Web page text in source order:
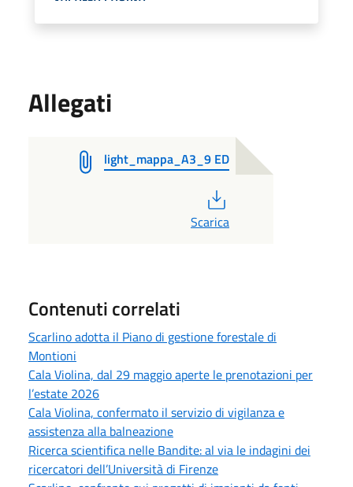
Allegati
light_mappa_A3_9 ED
Scarica
Contenuti correlati
Scarlino adotta il Piano di gestione forestale di
Montioni
Cala Violina, dal 29 maggio aperte le prenotazioni per
l’estate 2026
Cala Violina, confermato il servizio di vigilanza e
assistenza alla balneazione
Ricerca scientifica nelle Bandite: al via le indagini dei
ricercatori dell’Università di Firenze